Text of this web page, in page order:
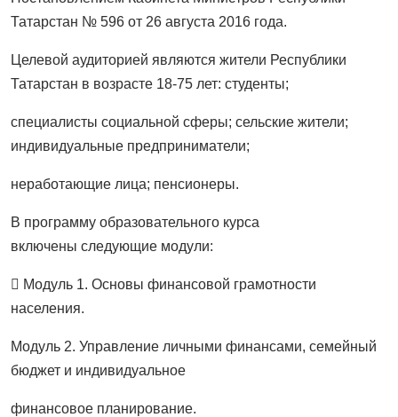
Татарстан № 596 от 26 августа 2016 года.
Целевой аудиторией являются жители Республики
Татарстан в возрасте 18-75 лет: студенты;
специалисты социальной сферы; сельские жители;
индивидуальные предприниматели;
неработающие лица; пенсионеры.
В программу образовательного курса
включены следующие модули:
 Модуль 1. Основы финансовой грамотности
населения.
Модуль 2. Управление личными финансами, семейный
бюджет и индивидуальное
финансовое планирование.